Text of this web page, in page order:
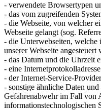
- verwendete Browsertypen
- das vom zugreifenden
- die Webseite, von welcher
Webseite gelangt (sog.
- die Unterwebseiten, welche
unserer Webseite angesteuert
- das Datum und die Uhrzeit
- eine
- der Internet-Service-
- sonstige ähnliche Daten
Gefahrenabwehr im Fall von
informationstechnologischen